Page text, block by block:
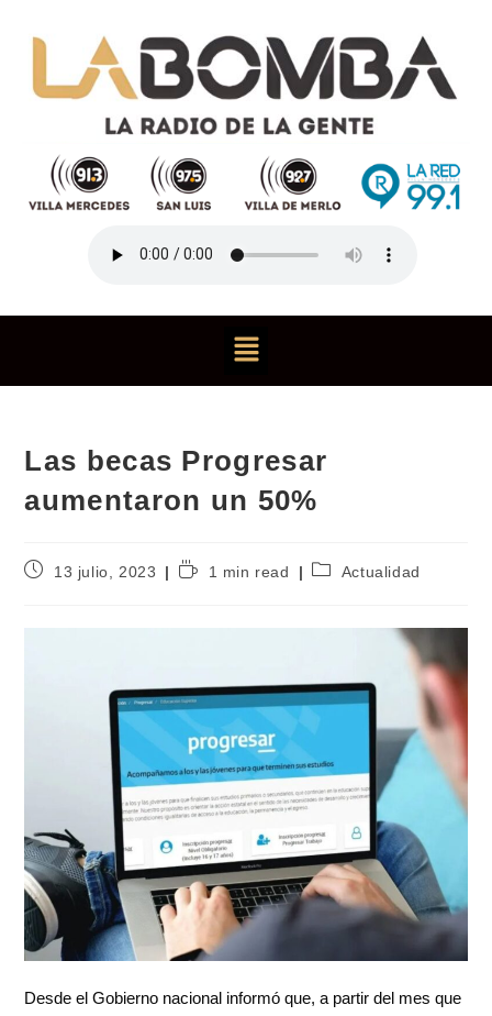
Las becas Progresar
aumentaron un 50%
13 julio, 2023 1 min read Actualidad
Desde el Gobierno nacional informó que, a partir del mes que